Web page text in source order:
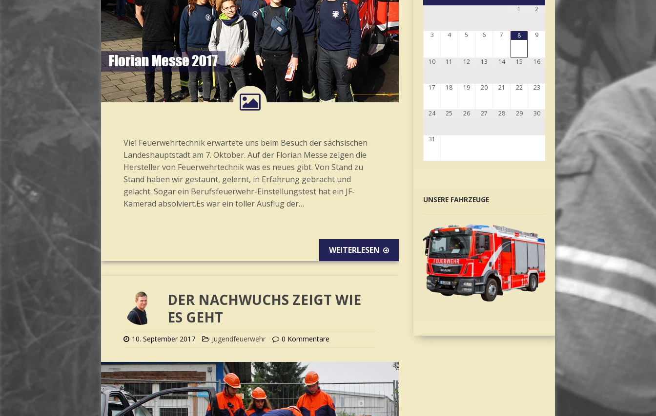
Viel Feuerwehrtechnik erwartete uns beim Besuch der sächsischen
Landeshauptstadt am 7. Oktober. Auf der Florian Messe zeigen die
Hersteller von Feuerwehrtechnik was es neues gibt. Von Stand zu
Stand haben wir gestaunt, gelernt, in Erfahrung gebracht und
gelacht. Sogar ein Berufsfeuerwehr-Einstellungstest hat ein JF-
Kamerad absolviert.Es war ein toller Ausflug der…
WEITERLESEN
DER NACHWUCHS ZEIGT WIE
ES GEHT
10. September 2017 Jugendfeuerwehr 0 Kommentare
1 2
3 4 5 6 7 8 9
10 11 12 13 14 15 16
17 18 19 20 21 22 23
24 25 26 27 28 29 30
31
UNSERE FAHRZEUGE